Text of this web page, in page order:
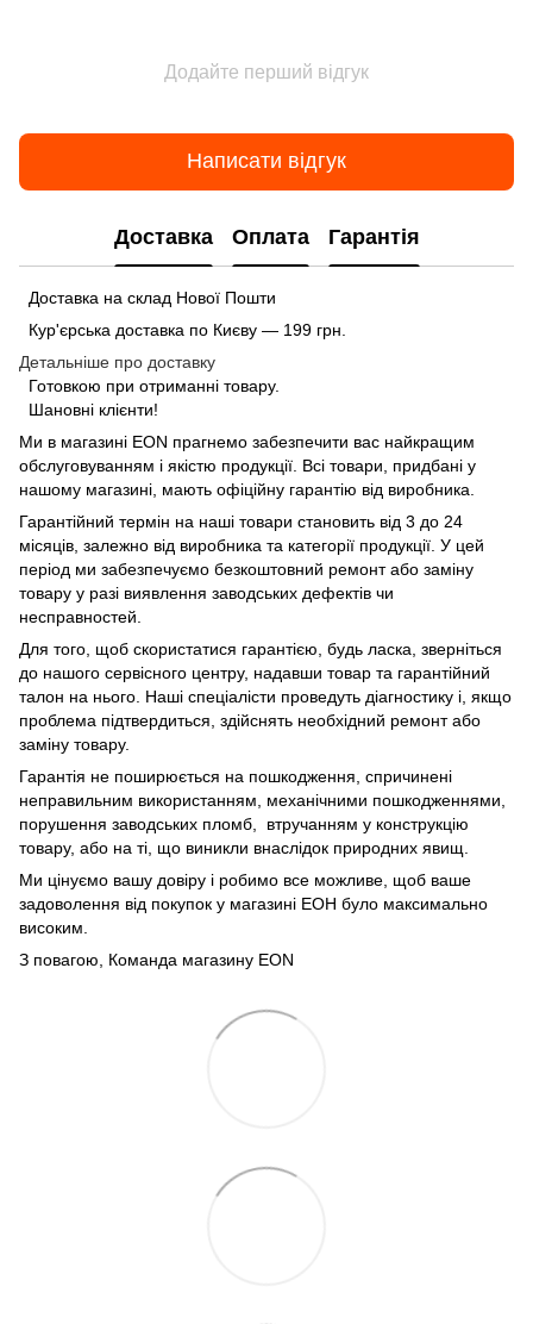
Додайте перший відгук
Написати відгук
Доставка Оплата Гарантія
Доставка на склад Нової Пошти
Кур'єрська доставка по Києву — 199 грн.
Детальніше про доставку
Готовкою при отриманні товару.
Шановні клієнти!
Ми в магазині EON прагнемо забезпечити вас найкращим
обслуговуванням і якістю продукції. Всі товари, придбані у
нашому магазині, мають офіційну гарантію від виробника.
Гарантійний термін на наші товари становить від 3 до 24
місяців, залежно від виробника та категорії продукції. У цей
період ми забезпечуємо безкоштовний ремонт або заміну
товару у разі виявлення заводських дефектів чи
несправностей.
Для того, щоб скористатися гарантією, будь ласка, зверніться
до нашого сервісного центру, надавши товар та гарантійний
талон на нього. Наші спеціалісти проведуть діагностику і, якщо
проблема підтвердиться, здійснять необхідний ремонт або
заміну товару.
Гарантія не поширюється на пошкодження, спричинені
неправильним використанням, механічними пошкодженнями,
порушення заводських пломб, втручанням у конструкцію
товару, або на ті, що виникли внаслідок природних явищ.
Ми цінуємо вашу довіру і робимо все можливе, щоб ваше
задоволення від покупок у магазині ЕОН було максимально
високим.
З повагою, Команда магазину EON